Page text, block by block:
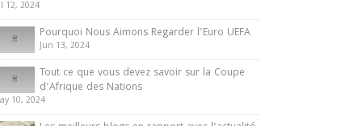
12, 2024
Pourquoi Nous Aimons Regarder l’Euro UEFA
Jun 13, 2024
Tout ce que vous devez savoir sur la Coupe
d’Afrique des Nations
10, 2024